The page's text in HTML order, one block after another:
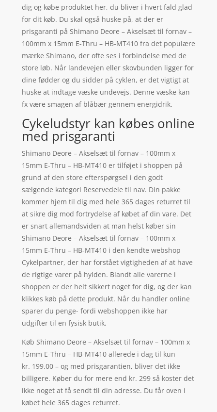
dig og købe produktet her, du bliver i hvert fald glad
for dit køb. Du skal også huske på, at der er
prisgaranti på Shimano Deore – Akselsæt til fornav –
100mm x 15mm E-Thru – HB-MT410 fra det populære
mærke Shimano, der ofte ses i forbindelse med de
store løb. Når landevejen eller skovbunden ligger for
dine fødder og du sidder på cyklen, er det vigtigt at
huske at indtage væske undevejs. Denne væske kan
fx være smagen af blåbær gennem energidrik.
Cykeludstyr kan købes online
med prisgaranti
Shimano Deore – Akselsæt til fornav – 100mm x
15mm E-Thru – HB-MT410 er tilføjet i shoppen på
grund af den store efterspørgsel i den godt
sælgende kategori Reservedele til nav. Din pakke
kommer hjem til dig med hele 365 dages returret til
at sikre dig mod fortrydelse af købet af din vare. Det
er snart allemandsviden at man helst køber sin
Shimano Deore – Akselsæt til fornav – 100mm x
15mm E-Thru – HB-MT410 i den kendte webshop
Cykelpartner, der har forstået vigtigheden af at have
de rigtige varer på hylden. Blandt alle varerne i
shoppen er der helt sikkert noget for dig, og der kan
klikkes køb på dette produkt. Når du handler online
sparer du penge- fordi webshoppen ikke har
udgifter til en fysisk butik.
Køb Shimano Deore – Akselsæt til fornav – 100mm x
15mm E-Thru – HB-MT410 allerede i dag til kun
kr. 199.00 – og med prisgarantien, bliver det ikke
billigere. Køber du for mere end kr. 299 så koster det
ikke noget at få sendt til din adresse. Du får oven i
købet hele 365 dages returret.